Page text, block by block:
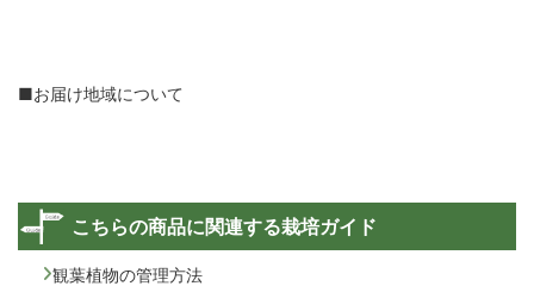
■お届け地域について
こちらの商品に関連する栽培ガイド
観葉植物の管理方法